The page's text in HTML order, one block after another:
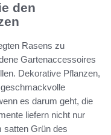
den
Rasens zu
Gartenaccessoires
Dekorative Pflanzen,
es darum geht, die
liefern nicht nur
satten Grün des